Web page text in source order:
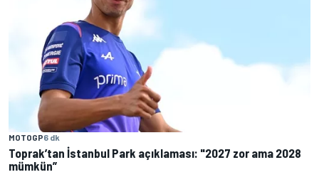
MOTOGP6 dk
Toprak’tan İstanbul Park açıklaması: "2027 zor ama 2028
mümkün”